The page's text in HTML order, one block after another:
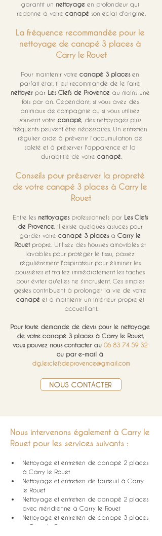
garantit un nettoyage en profondeur qui
redonne à votre canapé son éclat d'origine.
La fréquence recommandée pour le
nettoyage de canapé 3 places à
Carry le Rouet
Pour maintenir votre canapé 3 places en
parfait état, il est recommandé de le faire
nettoyer par Les Clefs de Provence au moins une
fois par an. Cependant, si vous avez des
animaux de compagnie ou si vous utilisez
souvent votre canapé, des nettoyages plus
fréquents peuvent être nécessaires. Un entretien
régulier aide à prévenir l'accumulation de
saleté et à préserver l'apparence et la
durabilité de votre canapé.
Conseils pour préserver la propreté
de votre canapé 3 places à Carry le
Rouet
Entre les nettoyages professionnels par Les Clefs
de Provence, il existe quelques astuces pour
garder votre canapé 3 places à Carry le
Rouet propre. Utilisez des housses amovibles et
lavables pour protéger le tissu, passez
régulièrement l'aspirateur pour éliminer les
poussières et traitez immédiatement les taches
pour éviter qu'elles ne s'incrustent. Ces simples
gestes contribuent à prolonger la vie de votre
canapé et à maintenir un intérieur propre et
accueillant.
Pour toute demande de devis pour le nettoyage
de votre canapé 3 places à Carry le Rouet,
vous pouvez nous contacter au 06 83 74 59 32
ou par e-mail à
dg.lesclefsdeprovence@gmail.com
NOUS CONTACTER
Nous intervenons également à Carry le
Rouet pour les services suivants :
Nettoyage et entretien de canapé 2 places
à Carry le Rouet
Nettoyage et entretien de fauteuil à Carry
le Rouet
Nettoyage et entretien de canapé 2 places
avec méridienne à Carry le Rouet
Nettoyage et entretien de canapé 3 places
à Carry le Rouet